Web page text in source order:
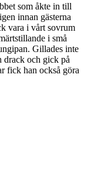
som åkte in till
innan gästerna
vara i vårt sovrum
i små
Gillades inte
drack och gick på
fick han också göra